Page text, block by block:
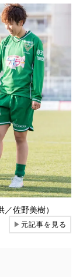
佐野美樹）
▶元記事を見る